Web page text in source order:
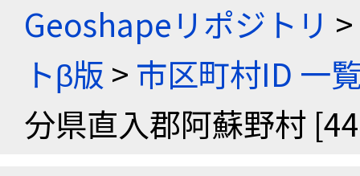
Geoshapeリポジトリ >
トβ版 > 市区町村ID 一
分県直入郡阿蘇野村